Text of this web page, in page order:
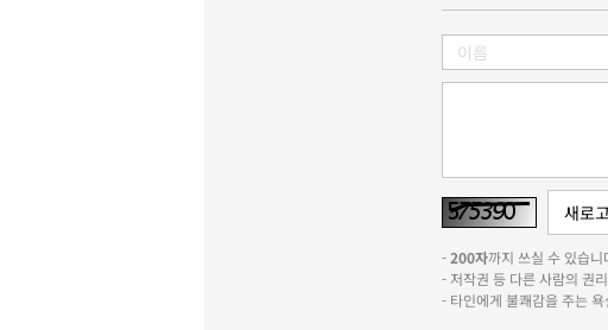
-200자까지 쓰실 수 있습
- 저작권 등 다른 사람의 권
- 타인에게 불쾌감을 주는